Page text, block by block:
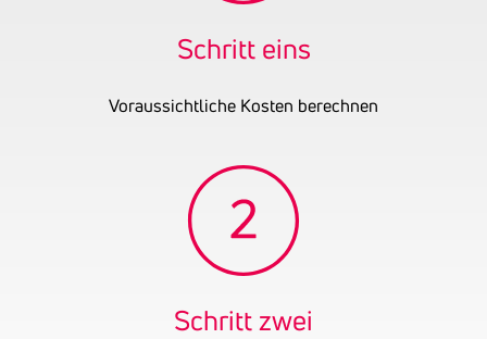
Datum der letztenSchritt eins
Voraussichtliche Kosten berechnen
Schritt zwei